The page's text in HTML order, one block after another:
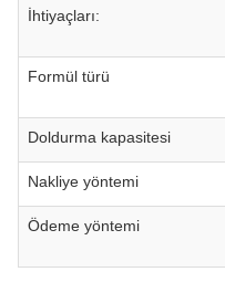
İhtiyaçları:
Formül türü
Doldurma kapasitesi
Nakliye yöntemi
Ödeme yöntemi